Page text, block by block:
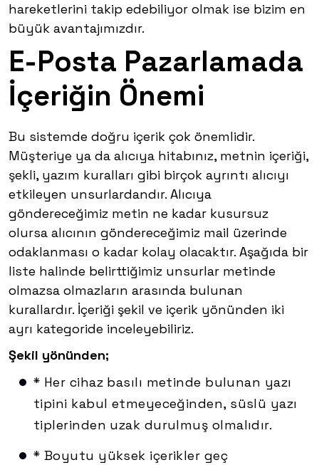
hareketlerini takip edebiliyor olmak ise bizim en
büyük avantajımızdır.
E-Posta Pazarlamada
İçeriğin Önemi
Bu sistemde doğru içerik çok önemlidir.
Müşteriye ya da alıcıya hitabınız, metnin içeriği,
şekli, yazım kuralları gibi birçok ayrıntı alıcıyı
etkileyen unsurlardandır. Alıcıya
göndereceğimiz metin ne kadar kusursuz
olursa alıcının göndereceğimiz mail üzerinde
odaklanması o kadar kolay olacaktır. Aşağıda bir
liste halinde belirttiğimiz unsurlar metinde
olmazsa olmazların arasında bulunan
kurallardır. İçeriği şekil ve içerik yönünden iki
ayrı kategoride inceleyebiliriz.
Şekil yönünden;
* Her cihaz basılı metinde bulunan yazı
tipini kabul etmeyeceğinden, süslü yazı
tiplerinden uzak durulmuş olmalıdır.
* Boyutu yüksek içerikler geç